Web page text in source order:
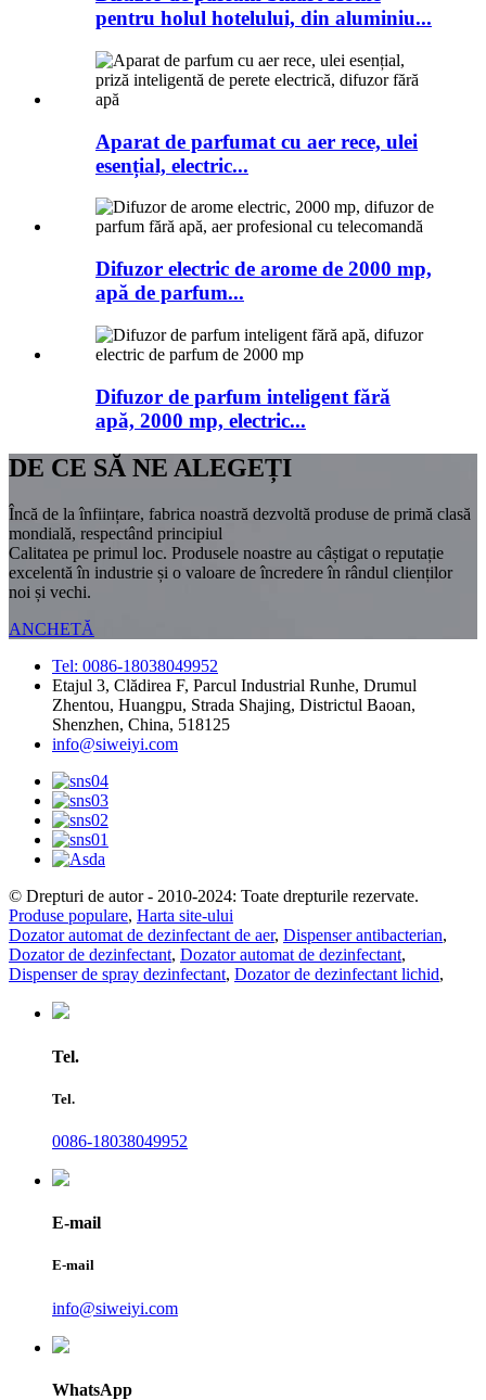
pentru holul hotelului, din aluminiu...
Aparat de parfumat cu aer rece, ulei
esențial, electric...
Difuzor electric de arome de 2000 mp,
apă de parfum...
Difuzor de parfum inteligent fără
apă, 2000 mp, electric...
DE CE SĂ NE ALEGEȚI
Încă de la înființare, fabrica noastră dezvoltă produse de primă clasă
mondială, respectând principiul
Calitatea pe primul loc. Produsele noastre au câștigat o reputație
excelentă în industrie și o valoare de încredere în rândul clienților
noi și vechi.
ANCHETĂ
Tel: 0086-18038049952
Etajul 3, Clădirea F, Parcul Industrial Runhe, Drumul
Zhentou, Huangpu, Strada Shajing, Districtul Baoan,
Shenzhen, China, 518125
info@siweiyi.com
© Drepturi de autor - 2010-2024: Toate drepturile rezervate.
Produse populare, Harta site-ului
Dozator automat de dezinfectant de aer, Dispenser antibacterian,
Dozator de dezinfectant, Dozator automat de dezinfectant,
Dispenser de spray dezinfectant, Dozator de dezinfectant lichid,
Tel.
Tel.
0086-18038049952
E-mail
E-mail
info@siweiyi.com
WhatsApp